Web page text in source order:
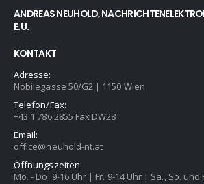
ANDREAS NEUHOLD,
E.U.
KONTAKT
Adresse:
Nobilegasse 50/G2 | 1150 Wien
Telefon/Fax:
+43 1 786 2855 Fax DW28
Email:
office@neuhold-nt.at
Öffnungszeiten:
Mo. - Do. 9-16 Uhr | Fr. 9-14 Uhr | Sa., So. und